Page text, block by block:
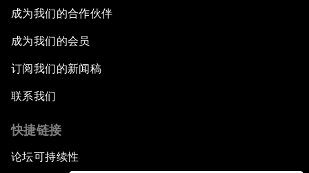
成为我们的合作伙伴
成为我们的会员
订阅我们的新闻稿
联系我们
快捷链接
论坛可持续性